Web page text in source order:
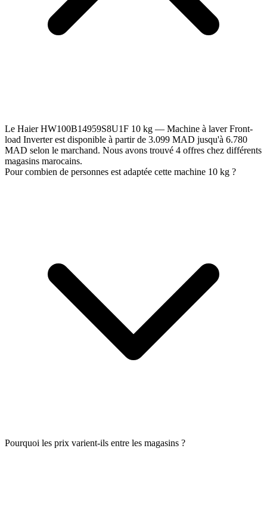
Le Haier HW100B14959S8U1F 10 kg — Machine à laver Front-
load Inverter est disponible à partir de 3.099 MAD jusqu'à 6.780
MAD selon le marchand. Nous avons trouvé 4 offres chez différents
magasins marocains.
Pour combien de personnes est adaptée cette machine 10 kg ?
Pourquoi les prix varient-ils entre les magasins ?